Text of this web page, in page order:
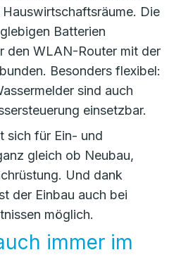
Die
Batterien
den WLAN-Router mit der
Besonders flexibel:
sind auch
einsetzbar.
sich für Ein- und
gleich ob Neubau,
Und dank
der Einbau auch bei
möglich.
immer im